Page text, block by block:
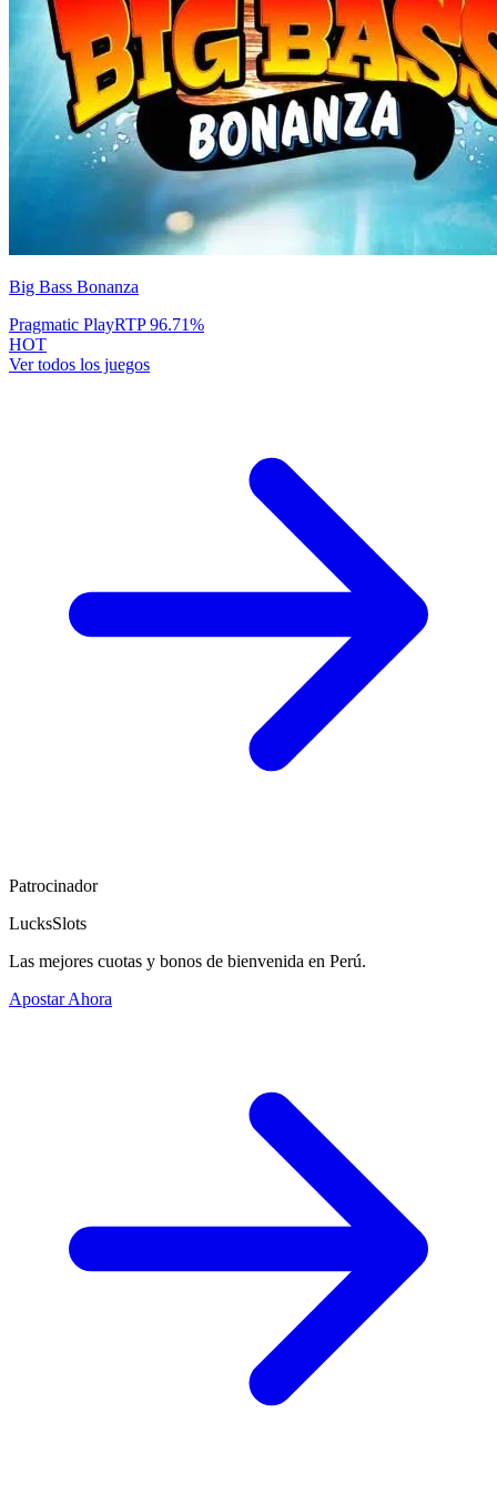
Big Bass Bonanza
Pragmatic PlayRTP96.71%
HOT
Ver todos los juegos
Patrocinador
LucksSlots
Las mejores cuotas y bonos de bienvenida en Perú.
Apostar Ahora